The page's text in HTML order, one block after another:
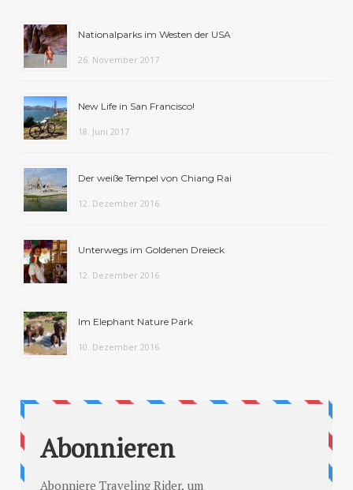
Nationalparks im Westen der USA
26. November 2017
New Life in San Francisco!
18. Juni 2017
Der weiße Tempel von Chiang Rai
12. Dezember 2016
Unterwegs im Goldenen Dreieck
12. Dezember 2016
Im Elephant Nature Park
10. Dezember 2016